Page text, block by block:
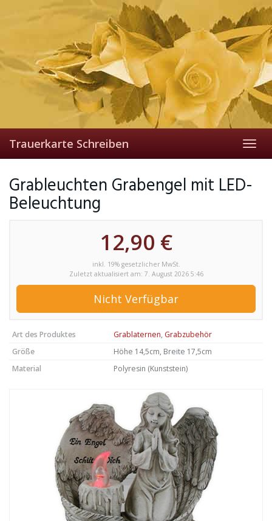
Trauerkarte Schreiben
Grableuchten Grabengel mit LED-
Beleuchtung
12,90 €
inkl. 19% gesetzlicher MwSt.
Zuletzt aktualisiert am: 7. August 2026 5:46
Nicht Verfügbar
Art des Produktes Grablaternen, Grabzubehör
Größe
Höhe 14,5cm, Breite 17,5cm
Material
Polyresin (Kunststein)